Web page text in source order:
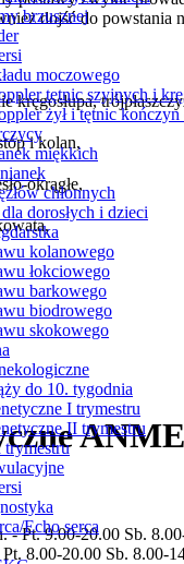
brzusznej
moczowego
tętnic szyjnych i
żył i tętnic
miękkich
chłonnych
dorosłych i dzieci
kolanowego
łokciowego
barkowego
biodrowego
skokowego
do 10. tygodnia
I trymestru
II trymestru
Echo serca
dojść do
kręgosłupa,
i kolan,
okrągłe,
się z
usługi w
- Pt. 9.00-20.00 Sb.
8.00-20.00 Sb. 8.00-